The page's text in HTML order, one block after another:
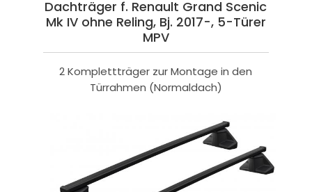
Dachträger f. Renault Grand Scenic
Mk IV ohne Reling, Bj. 2017-, 5-Türer
MPV
2 Komplettträger zur Montage in den
Türrahmen (Normaldach)